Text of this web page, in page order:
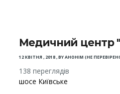
Медичний центр
12 КВІТНЯ , 2018,BYАНОНІМ (НЕ
138 переглядів
шосе Київське